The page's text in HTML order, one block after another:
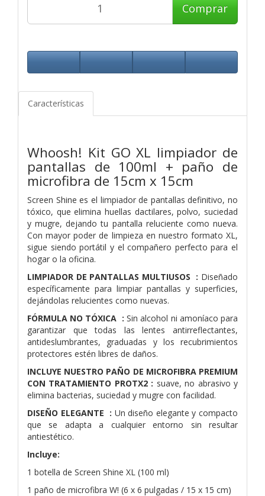
Comprar
Características
Whoosh! Kit GO XL limpiador de
pantallas de 100ml + paño de
microfibra de 15cm x 15cm
Screen Shine es el limpiador de pantallas definitivo, no
tóxico, que elimina huellas dactilares, polvo, suciedad
y mugre, dejando tu pantalla reluciente como nueva.
Con mayor poder de limpieza en nuestro formato XL,
sigue siendo portátil y el compañero perfecto para el
hogar o la oficina.
LIMPIADOR DE PANTALLAS MULTIUSOS : Diseñado
específicamente para limpiar pantallas y superficies,
dejándolas relucientes como nuevas.
FÓRMULA NO TÓXICA : Sin alcohol ni amoníaco para
garantizar que todas las lentes antirreflectantes,
antideslumbrantes, graduadas y los recubrimientos
protectores estén libres de daños.
INCLUYE NUESTRO PAÑO DE MICROFIBRA PREMIUM
CON TRATAMIENTO PROTX2 : suave, no abrasivo y
elimina bacterias, suciedad y mugre con facilidad.
DISEÑO ELEGANTE : Un diseño elegante y compacto
que se adapta a cualquier entorno sin resultar
antiestético.
Incluye:
1 botella de Screen Shine XL (100 ml)
1 paño de microfibra W! (6 x 6 pulgadas / 15 x 15 cm)